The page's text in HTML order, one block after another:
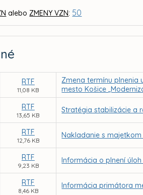
aleboZMENY VZN: 50
RTF
11,08 KB
Zmena termínu plnenia
mesto Košice
RTF
13,65 KB
Stratégia stabilizácie a
RTF
12,76 KB
Nakladanie s majetkom
RTF
9,23 KB
Informácia o plnení
RTF
8,46 KB
Informácia primátora